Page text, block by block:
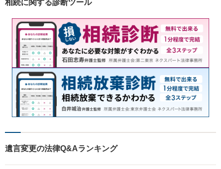
相続に関する診断ツール
遺言変更の法律Q&Aランキング